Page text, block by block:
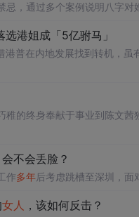
，通过多个案例说明八字对
选港姐成「5亿驸马」
港普在内地发展找到转机，虽
稚的终身奉献于事业到陈文
不会丢脸？
作多年后考虑跳槽至深圳，面
女人 ，该如何反击？